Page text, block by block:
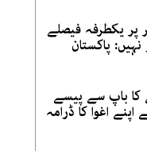
پر یکطرفہ فیصلے
نہیں: پاکستان
کا باپ سے پیسے
اپنے اغوا کا ڈرامہ